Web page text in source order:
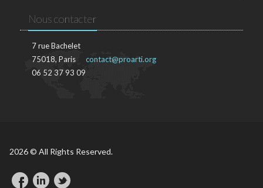
Nous contacter
7 rue Bachelet
75018, Paris
06 52 37 93 09
contact@proarti.org
2026 © All Rights Reserved.